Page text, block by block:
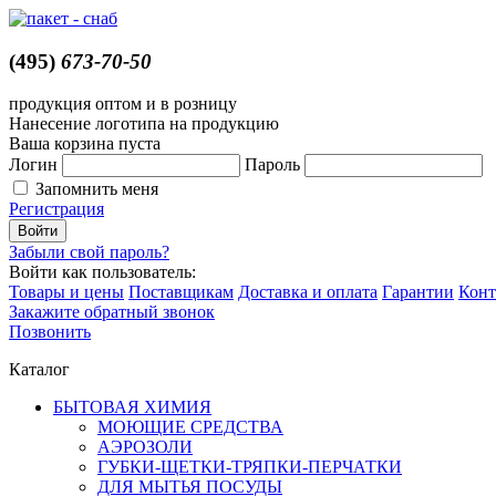
(495) 673-70-50
продукция оптом и в розницу
Нанесение логотипа на продукцию
Ваша корзина пуста
Логин
Пароль
Запомнить меня
Регистрация
Забыли свой пароль?
Войти как пользователь:
Товары и цены Поставщикам Доставка и оплата Гарантии
Закажите обратный звонок
Позвонить
Каталог
БЫТОВАЯ ХИМИЯ
МОЮЩИЕ СРЕДСТВА
АЭРОЗОЛИ
ГУБКИ-ЩЕТКИ-ТРЯПКИ-ПЕРЧАТКИ
ДЛЯ МЫТЬЯ ПОСУДЫ